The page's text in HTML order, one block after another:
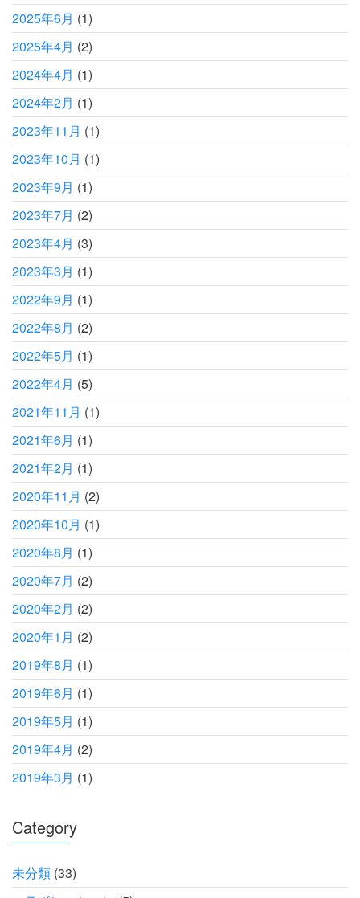
2025年6月 (1)
2025年4月 (2)
2024年4月 (1)
2024年2月 (1)
2023年11月 (1)
2023年10月 (1)
2023年9月 (1)
2023年7月 (2)
2023年4月 (3)
2023年3月 (1)
2022年9月 (1)
2022年8月 (2)
2022年5月 (1)
2022年4月 (5)
2021年11月 (1)
2021年6月 (1)
2021年2月 (1)
2020年11月 (2)
2020年10月 (1)
2020年8月 (1)
2020年7月 (2)
2020年2月 (2)
2020年1月 (2)
2019年8月 (1)
2019年6月 (1)
2019年5月 (1)
2019年4月 (2)
2019年3月 (1)
Category
未分類 (33)